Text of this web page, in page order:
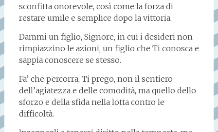
sconfitta onorevole, così come la forza di
restare umile e semplice dopo la vittoria.
Dammi un figlio, Signore, in cui i desideri non
rimpiazzino le azioni, un figlio che Ti conosca e
sappia conoscere se stesso.
Fa’ che percorra, Ti prego, non il sentiero
dell’agiatezza e delle comodità, ma quello dello
sforzo e della sfida nella lotta contro le
difficoltà.